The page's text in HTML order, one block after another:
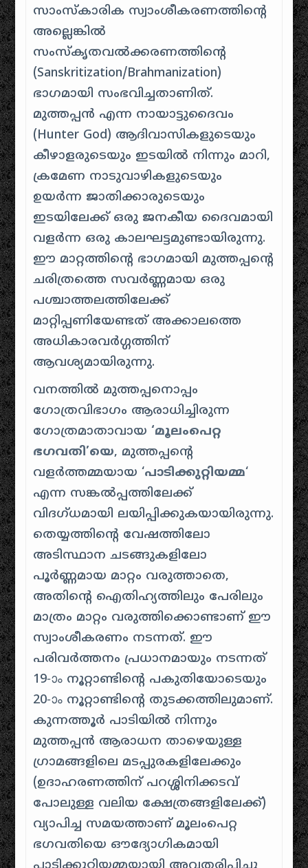
സാംസ്കാരിക സ്വാംശീകരണത്തിന്റെ
അല്ലെങ്കിൽ
സംസ്കൃതവൽക്കരണത്തിന്റെ
(Sanskritization/Brahmanization)
ഭാഗമായി സംഭവിച്ചതാണിത്.
മുത്തപ്പൻ എന്ന നായാട്ടുദൈവം
(Hunter God) ആദിവാസികളുടെയും
കീഴാളരുടെയും ഇടയിൽ നിന്നും മാറി,
ക്രമേണ നാടുവാഴികളുടെയും
ഉയർന്ന ജാതിക്കാരുടെയും
ഇടയിലേക്ക് ഒരു ജനകീയ ദൈവമായി
വളർന്ന ഒരു കാലഘട്ടമുണ്ടായിരുന്നു.
ഈ മാറ്റത്തിന്റെ ഭാഗമായി മുത്തപ്പന്റെ
ചരിത്രത്തെ സവർണ്ണമായ ഒരു
പശ്ചാത്തലത്തിലേക്ക്
മാറ്റിപ്പണിയേണ്ടത് അക്കാലത്തെ
അധികാരവർഗ്ഗത്തിന്
ആവശ്യമായിരുന്നു.
വനത്തിൽ മുത്തപ്പനൊപ്പം
ഗോത്രവിഭാഗം ആരാധിച്ചിരുന്ന
ഗോത്രമാതാവായ‘മൂലംപെറ്റ
ഭഗവതി’യെ, മുത്തപ്പന്റെ
വളർത്തമ്മയായ ‘പാടിക്കുറ്റിയമ്മ‘
എന്ന സങ്കൽപ്പത്തിലേക്ക്
വിദഗ്ധമായി ലയിപ്പിക്കുകയായിരുന്നു.
തെയ്യത്തിന്റെ വേഷത്തിലോ
അടിസ്ഥാന ചടങ്ങുകളിലോ
പൂർണ്ണമായ മാറ്റം വരുത്താതെ,
അതിന്റെ ഐതിഹ്യത്തിലും പേരിലും
മാത്രം മാറ്റം വരുത്തിക്കൊണ്ടാണ് ഈ
സ്വാംശീകരണം നടന്നത്. ഈ
പരിവർത്തനം പ്രധാനമായും നടന്നത്
19-ാം നൂറ്റാണ്ടിന്റെ പകുതിയോടെയും
20-ാം നൂറ്റാണ്ടിന്റെ തുടക്കത്തിലുമാണ്.
കുന്നത്തൂർ പാടിയിൽ നിന്നും
മുത്തപ്പൻ ആരാധന താഴെയുള്ള
ഗ്രാമങ്ങളിലെ മടപ്പുരകളിലേക്കും
(ഉദാഹരണത്തിന് പറശ്ശിനിക്കടവ്
പോലുള്ള വലിയ ക്ഷേത്രങ്ങളിലേക്ക്)
വ്യാപിച്ച സമയത്താണ് മൂലംപെറ്റ
ഭഗവതിയെ ഔദ്യോഗികമായി